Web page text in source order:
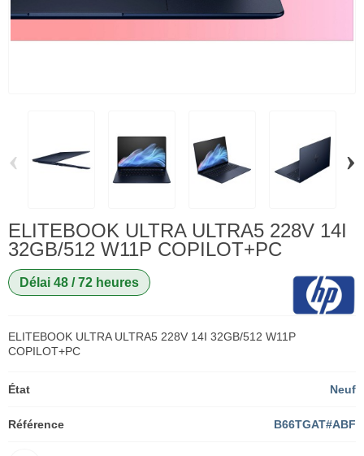
‹ ›
ELITEBOOK ULTRA ULTRA5 228V 14I
32GB/512 W11P COPILOT+PC
Délai 48 / 72 heures
ELITEBOOK ULTRA ULTRA5 228V 14I 32GB/512 W11P
COPILOT+PC
État Neuf
Référence B66TGAT#ABF